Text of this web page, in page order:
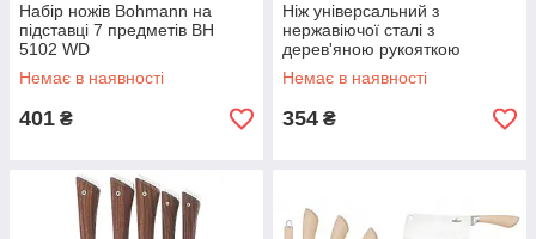
Набір ножів Bohmann на
підставці 7 предметів BH
5102 WD
Немає в наявності
401 ₴
Ніж універсальний з
нержавіючої сталі з
дерев'яною рукояткою
KingHoff KH-3439 19 см
Немає в наявності
354 ₴